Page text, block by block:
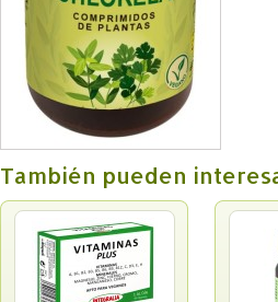
También pueden